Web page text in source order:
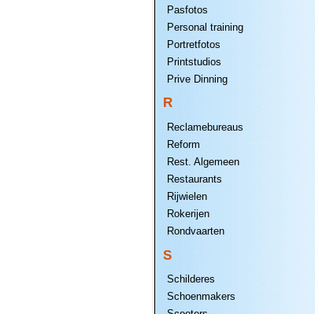
Pasfotos
Personal training
Portretfotos
Printstudios
Prive Dinning
R
Reclamebureaus
Reform
Rest. Algemeen
Restaurants
Rijwielen
Rokerijen
Rondvaarten
S
Schilderes
Schoenmakers